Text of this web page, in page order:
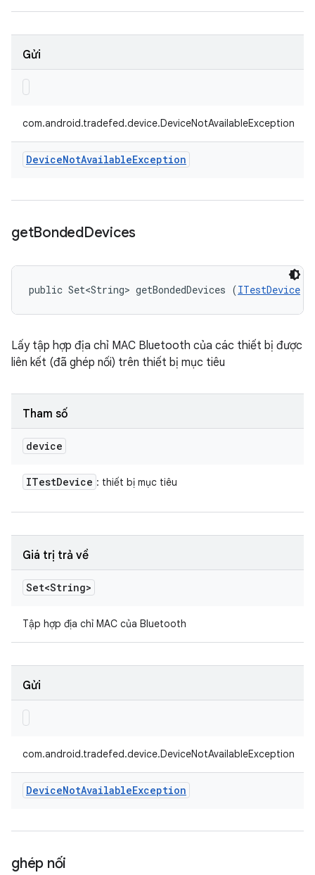
Gửi
com.android.tradefed.device.DeviceNotAvailableException
DeviceNotAvailableException
getBondedDevices
public Set<String> getBondedDevices (ITestDevice
Lấy tập hợp địa chỉ MAC Bluetooth của các thiết bị được
liên kết (đã ghép nối) trên thiết bị mục tiêu
Tham số
device
ITestDevice : thiết bị mục tiêu
Giá trị trả về
Set<String>
Tập hợp địa chỉ MAC của Bluetooth
Gửi
com.android.tradefed.device.DeviceNotAvailableException
DeviceNotAvailableException
ghép nối